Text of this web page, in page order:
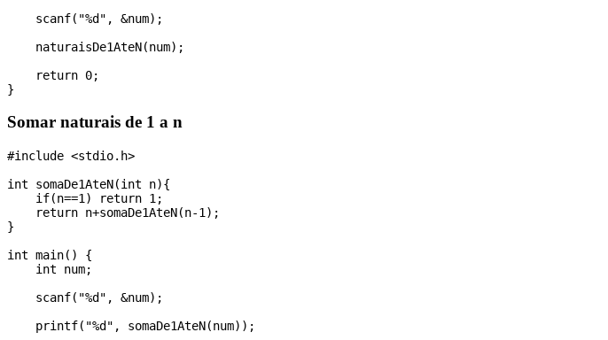
    scanf("%d", &num);
    naturaisDe1AteN(num);
    return 0;
Somar naturais de 1 a n
#include <stdio.h>
int somaDe1AteN(int n){
    if(n==1) return 1;
    return n+somaDe1AteN(n-1);
}
int main() {
    int num;
    scanf("%d", &num);
    printf("%d", somaDe1AteN(num));